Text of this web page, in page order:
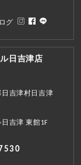
グ
日吉津店
吉津村日吉津
吉津 東館1F